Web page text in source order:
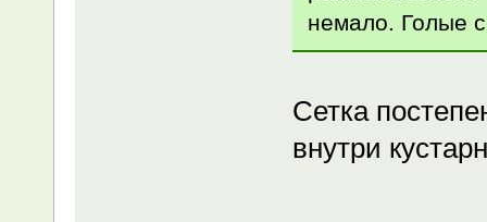
немало. Голые
Сетка
внутри